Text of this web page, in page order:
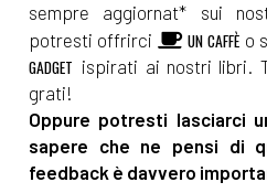
sempre aggiornat* sui
potresti offrirci
UN CAFFÈ o
GADGET ispirati ai nostri libri.
grati!
Oppure potresti lasciarci
sapere che ne pensi di
feedback è davvero